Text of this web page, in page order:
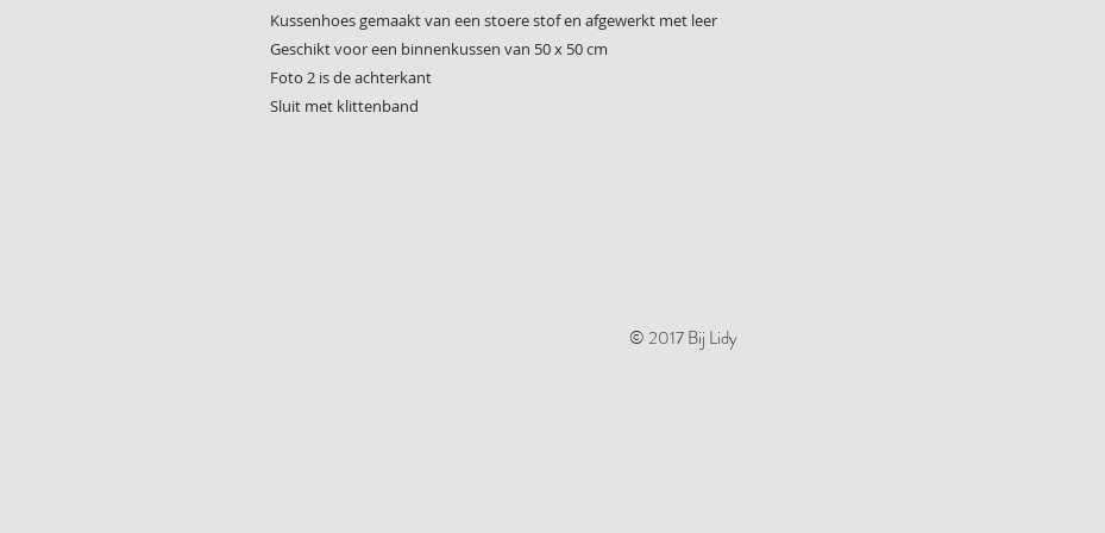
Kussenhoes gemaakt van een stoere stof en afgewerkt met leer
Geschikt voor een binnenkussen van 50 x 50 cm
Foto 2 is de achterkant
Sluit met klittenband
© 2017 Bij Lidy